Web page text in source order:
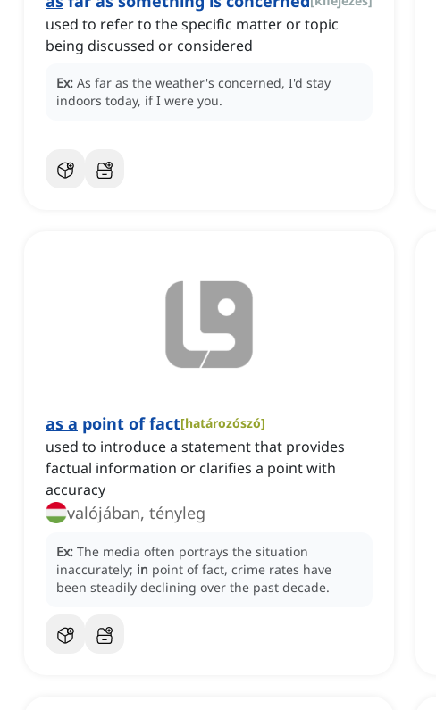
used to refer to the specific matter or topic
being discussed or considered
Ex: As far as the weather's concerned, I'd stay
indoors today, if I were you.
as a point of fact[határozószó]
used to introduce a statement that provides
factual information or clarifies a point with
accuracy
valójában, tényleg
Ex: The media often portrays the situation
inaccurately; in point of fact, crime rates have
been steadily declining over the past decade.